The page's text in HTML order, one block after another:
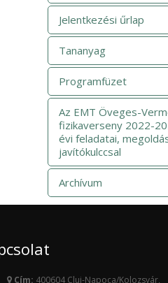
Jelentkezési űrlap
Tananyag
Programfüzet
Az EMT Öveges-
fizikaverseny 2022-
évi feladatai,
javítókulccsal
Archívum
Cím: 400604 Cluj-Napoca/Kolozsvár,